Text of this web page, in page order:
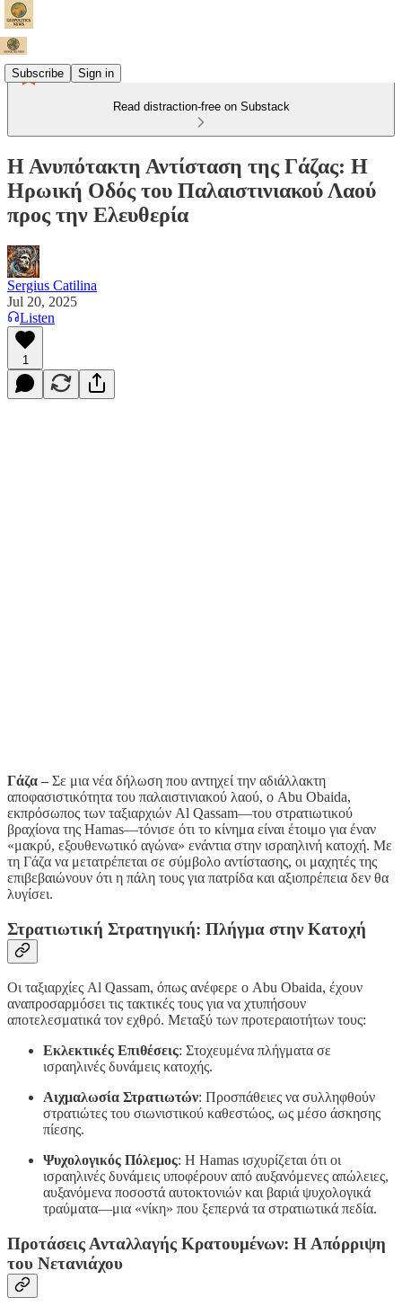
Subscribe Sign in
Read distraction-free on Substack
Η Ανυπότακτη Αντίσταση της Γάζας: Η
Ηρωική Οδός του Παλαιστινιακού Λαού
προς την Ελευθερία
Sergius Catilina
Jul 20, 2025
Listen
1
Γάζα – Σε μια νέα δήλωση που αντηχεί την αδιάλλακτη
αποφασιστικότητα του παλαιστινιακού λαού, ο Abu Obaida,
εκπρόσωπος των ταξιαρχιών Al Qassam—του στρατιωτικού
βραχίονα της Hamas—τόνισε ότι το κίνημα είναι έτοιμο για έναν
«μακρύ, εξουθενωτικό αγώνα» ενάντια στην ισραηλινή κατοχή. Με
τη Γάζα να μετατρέπεται σε σύμβολο αντίστασης, οι μαχητές της
επιβεβαιώνουν ότι η πάλη τους για πατρίδα και αξιοπρέπεια δεν θα
λυγίσει.
Στρατιωτική Στρατηγική: Πλήγμα στην Κατοχή
Οι ταξιαρχίες Al Qassam, όπως ανέφερε ο Abu Obaida, έχουν
αναπροσαρμόσει τις τακτικές τους για να χτυπήσουν
αποτελεσματικά τον εχθρό. Μεταξύ των προτεραιοτήτων τους:
Εκλεκτικές Επιθέσεις: Στοχευμένα πλήγματα σε
ισραηλινές δυνάμεις κατοχής.
Αιχμαλωσία Στρατιωτών: Προσπάθειες να συλληφθούν
στρατιώτες του σιωνιστικού καθεστώος, ως μέσο άσκησης
πίεσης.
Ψυχολογικός Πόλεμος: Η Hamas ισχυρίζεται ότι οι
ισραηλινές δυνάμεις υποφέρουν από αυξανόμενες απώλειες,
αυξανόμενα ποσοστά αυτοκτονιών και βαριά ψυχολογικά
τραύματα—μια «νίκη» που ξεπερνά τα στρατιωτικά πεδία.
Προτάσεις Ανταλλαγής Κρατουμένων: Η Απόρριψη
του Νετανιάχου